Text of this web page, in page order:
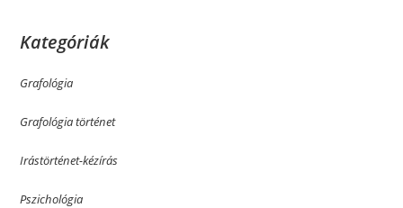
Kategóriák
Grafológia
Grafológia történet
Irástörténet-kézírás
Pszichológia